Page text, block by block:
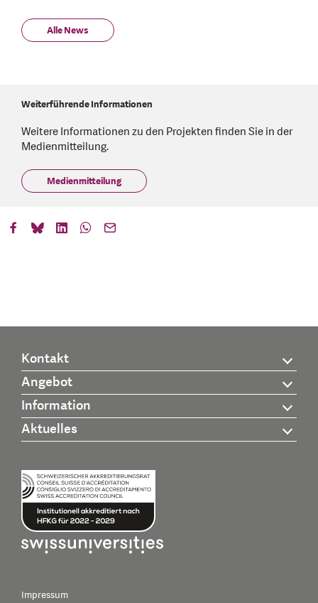
Alle News
Weiterführende Informationen
Weitere Informationen zu den Projekten finden Sie in der
Medienmitteilung.
Medienmitteilung
Kontakt
Angebot
Information
Aktuelles
Impressum